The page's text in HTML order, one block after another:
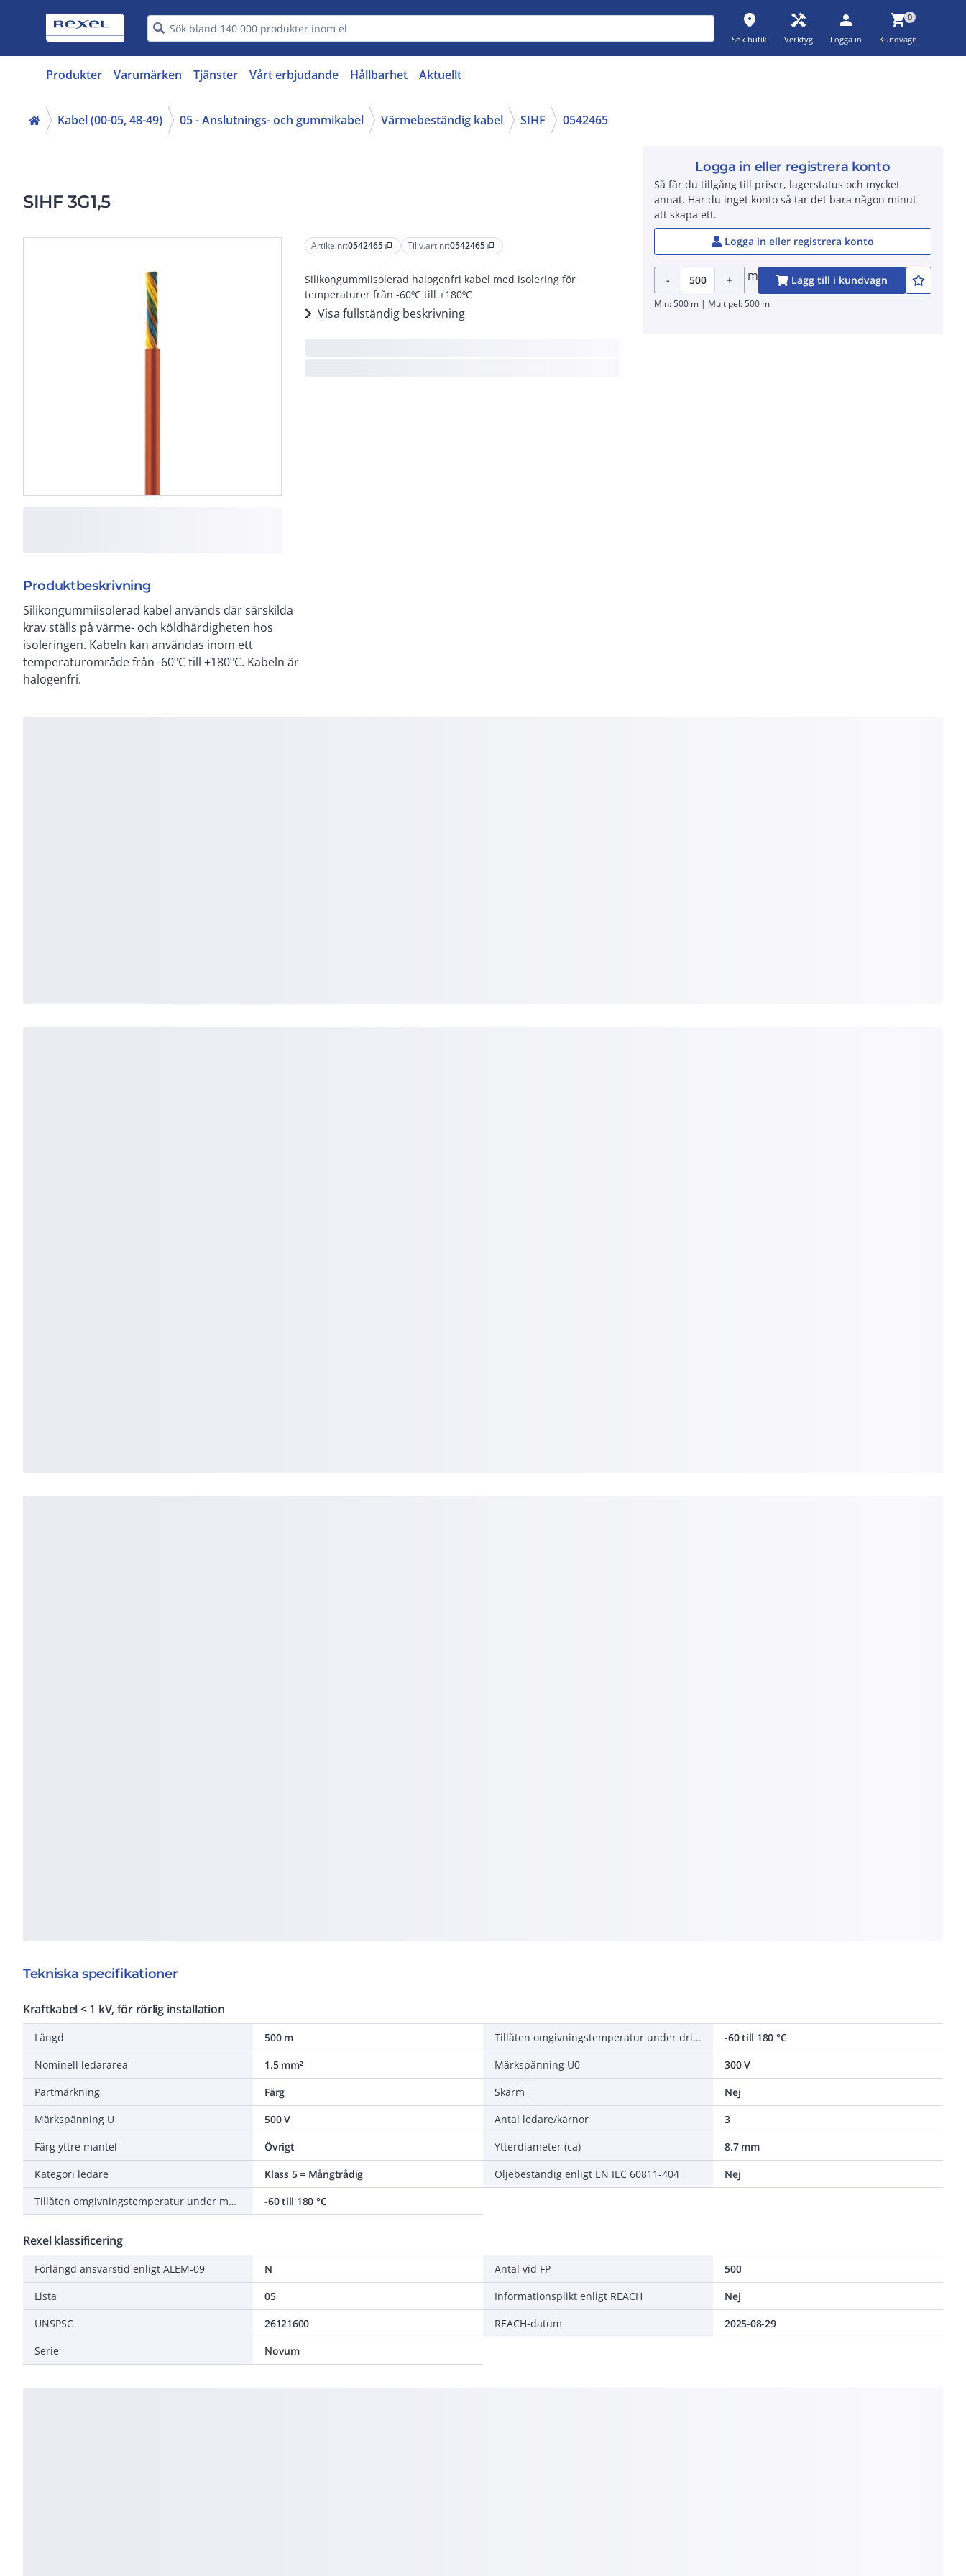
place
Sök butik
handyman
Verktyg
person
Logga in
shopping_cart0
Kundvagn
Produkter Varumärken Tjänster Vårt erbjudande Hållbarhet Aktuellt
Kabel (00-05, 48-49) 05 - Anslutnings- och gummikabel Värmebeständig kabel SIHF 0542465
SIHF 3G1,5
Artikelnr:0542465 content_copy Tillv.art.nr:0542465 content_copy
Silikongummiisolerad halogenfri kabel med isolering för
temperaturer från -60ºC till +180ºC
Visa fullständig beskrivning
Produktbeskrivning
Silikongummiisolerad kabel används där särskilda
krav ställs på värme- och köldhärdigheten hos
isoleringen. Kabeln kan användas inom ett
temperaturområde från -60ºC till +180ºC. Kabeln är
halogenfri.
Logga in eller registrera konto
Så får du tillgång till priser, lagerstatus och mycket
annat. Har du inget konto så tar det bara någon minut
att skapa ett.
Logga in eller registrera konto
- + m Lägg till i kundvagn
Min: 500 m | Multipel: 500 m
Tekniska specifikationer
Kraftkabel < 1 kV, för rörlig installation
Längd
500 m
Nominell ledararea
1.5 mm²
Partmärkning
Färg
Märkspänning U
500 V
Färg yttre mantel
Övrigt
Kategori ledare
Klass 5 = Mångtrådig
Tillåten omgivningstemperatur under montering/hantering
-60 till 180 °C
Tillåten omgivningstemperatur under drift utan vibrationer
-60 till 180 °C
Märkspänning U0
300 V
Skärm
Nej
Antal ledare/kärnor
3
Ytterdiameter (ca)
8.7 mm
Oljebeständig enligt EN IEC 60811-404
Nej
Rexel klassificering
Förlängd ansvarstid enligt ALEM-09
N
Lista
05
UNSPSC
26121600
Serie
Novum
Antal vid FP
500
Informationsplikt enligt REACH
Nej
REACH-datum
2025-08-29